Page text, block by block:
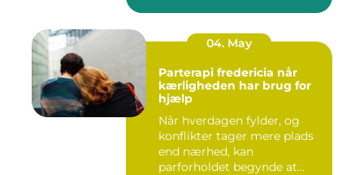
04. May
Parterapi fredericia når
kærligheden har brug for
hjælp
Når hverdagen fylder, og
konflikter tager mere plads
end nærhed, kan
parforholdet begynde at